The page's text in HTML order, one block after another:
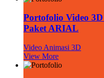
Portofolio Video
Paket ARIAL
Video Animasi 3D
View More